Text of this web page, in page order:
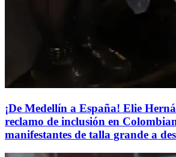
¡De Medellín a España! Elie
reclamo de inclusión en
manifestantes de talla grande a